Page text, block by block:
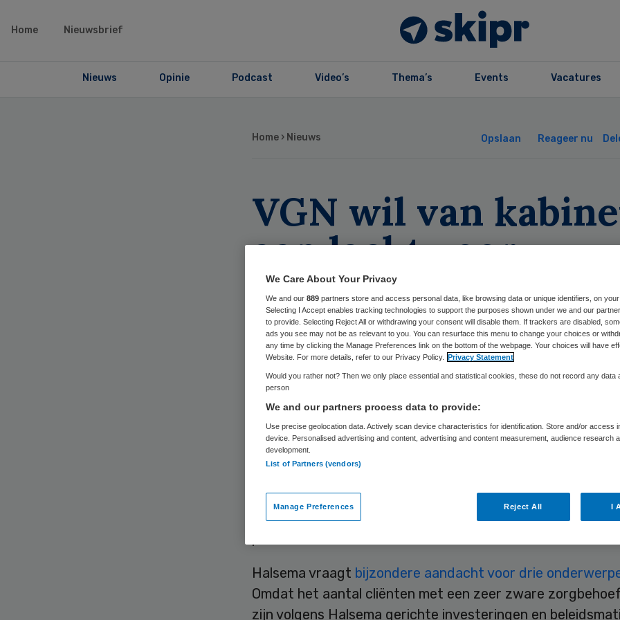
Home Nieuwsbrief
Nieuws Opinie Podcast Video’s Thema’s Events Vacatures
Home › Nieuws Opslaan Reageer nu
VGN wil van
aandacht voor
gehandicaptenzorg
Skipr Redactie 24 oktober 2017,11:18 53 keer gelezen
De Vereniging Gehandicaptenzorg Nederland is
het feit dat gehandicaptenzorg in het nieuwe kabinet
ondergebracht bij de beoogde Minister voor Ouderenzorg.
Rutte aan op “een voorname plaats” voor de
zowel in de portefeuilleverdeling als in de financiële en
Halsema vraagt bijzondere aandacht voor drie
Omdat het aantal cliënten met een zeer zware
zijn volgens Halsema gerichte investeringen en
We Care About Your Privacy
We and our 889 partners store and access personal data, like browsing data or unique identifiers, on your
Selecting I Accept enables tracking technologies to support the purposes shown under we and our
to provide. Selecting Reject All or withdrawing your consent will disable them. If trackers are disabled,
ads you see may not be as relevant to you. You can resurface this menu to change your choices or
any time by clicking the Manage Preferences link on the bottom of the webpage. Your choices will have
Website. For more details, refer to our Privacy Policy. Privacy Statement
Would you rather not? Then we only place essential and statistical cookies, these do not record any data
person
We and our partners process data to provide:
Use precise geolocation data. Actively scan device characteristics for identification. Store and/or access
device. Personalised advertising and content, advertising and content measurement, audience research
development.
List of Partners (vendors)
Manage Preferences Reject All I